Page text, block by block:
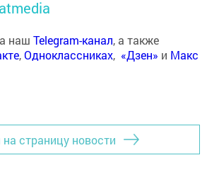
наш Telegram-канал, а также
,Одноклассниках, «Дзен» и Макс
на страницу новости